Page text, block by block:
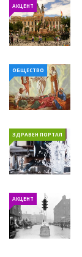
АКЦЕНТ
ОБЩЕСТВО
ЗДРАВЕН ПОРТАЛ
АКЦЕНТ